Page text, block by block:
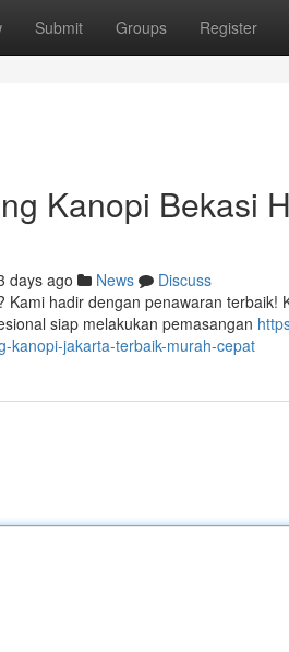
Submit Groups Register
Kanopi Bekasi
days ago News
Discuss
Kami hadir dengan penawaran
siap melakukan pemasangan
kanopi-jakarta-terbaik-murah-cepat